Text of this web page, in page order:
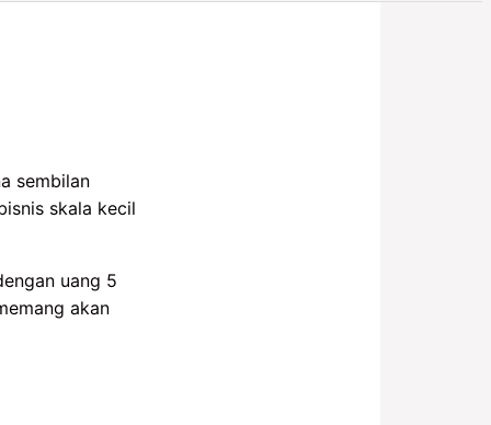
sembilan
skala kecil
uang 5
akan